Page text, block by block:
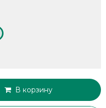
В корзину